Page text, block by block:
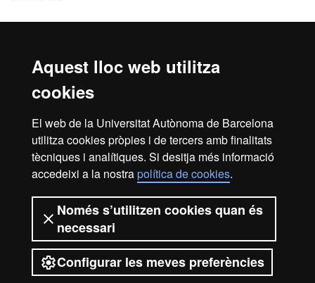
Aquest lloc web utilitza
cookies
El web de la Universitat Autònoma de Barcelona
utilitza cookies pròpies i de tercers amb finalitats
tècniques i analítiques. Si desitja més informació
accedeixi a la nostrapolítica de cookies.
Només s’utilitzen cookies quan és
necessari
Configurar les meves preferències
resultat de l’admissió el rebràs, de manera personalitzada, a
l'adreça de correu electrònic que indiquis quan facis la inscripció.
En aquest correu se t’indicarà com has de procedir per
Revisa lasafata de correu brossadel teu correu electrònic. De
vegades, els missatges poden entrar com a correu brossa.
Inici Avís legal
Protecció de dades
Sobre el web
2026 Universitat Autònoma de